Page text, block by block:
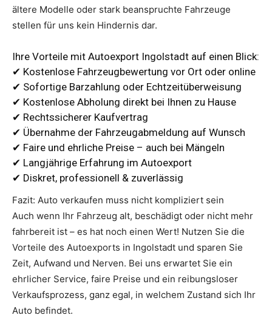
ältere Modelle oder stark beanspruchte Fahrzeuge
stellen für uns kein Hindernis dar.
Ihre Vorteile mit Autoexport Ingolstadt auf einen Blick:
✔ Kostenlose Fahrzeugbewertung vor Ort oder online
✔ Sofortige Barzahlung oder Echtzeitüberweisung
✔ Kostenlose Abholung direkt bei Ihnen zu Hause
✔ Rechtssicherer Kaufvertrag
✔ Übernahme der Fahrzeugabmeldung auf Wunsch
✔ Faire und ehrliche Preise – auch bei Mängeln
✔ Langjährige Erfahrung im Autoexport
✔ Diskret, professionell & zuverlässig
Fazit: Auto verkaufen muss nicht kompliziert sein
Auch wenn Ihr Fahrzeug alt, beschädigt oder nicht mehr
fahrbereit ist – es hat noch einen Wert! Nutzen Sie die
Vorteile des Autoexports in Ingolstadt und sparen Sie
Zeit, Aufwand und Nerven. Bei uns erwartet Sie ein
ehrlicher Service, faire Preise und ein reibungsloser
Verkaufsprozess, ganz egal, in welchem Zustand sich Ihr
Auto befindet.